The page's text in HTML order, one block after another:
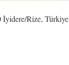
Rize, Türkiye